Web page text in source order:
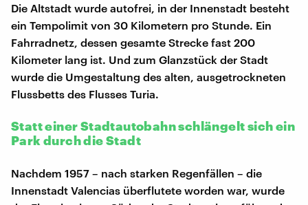
Die Altstadt wurde autofrei, in der Innenstadt besteht
ein Tempolimit von 30 Kilometern pro Stunde. Ein
Fahrradnetz, dessen gesamte Strecke fast 200
Kilometer lang ist. Und zum Glanzstück der Stadt
wurde die Umgestaltung des alten, ausgetrockneten
Flussbetts des Flusses Turia.
Statt einer Stadtautobahn schlängelt sich ein
Park durch die Stadt
Nachdem 1957 – nach starken Regenfällen – die
Innenstadt Valencias überflutete worden war, wurde